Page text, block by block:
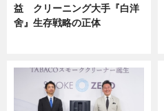
益 クリーニング大手『白洋
舍』生存戦略の正体